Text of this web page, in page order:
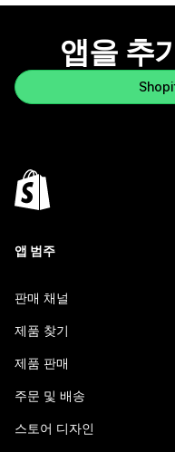
앱을 추
앱 범주
판매 채널
제품 찾기
제품 판매
주문 및 배송
스토어 디자인